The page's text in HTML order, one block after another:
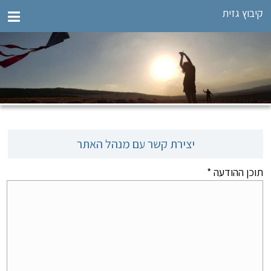
קיבוץ גזית
יצירת קשר עם מנהל האתר
תוכן ההודעה *